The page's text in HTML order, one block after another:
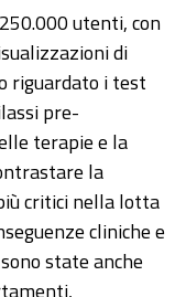
utenti, con
di
riguardato i test
pre-
terapie e la
la
critici nella lotta
cliniche e
state anche